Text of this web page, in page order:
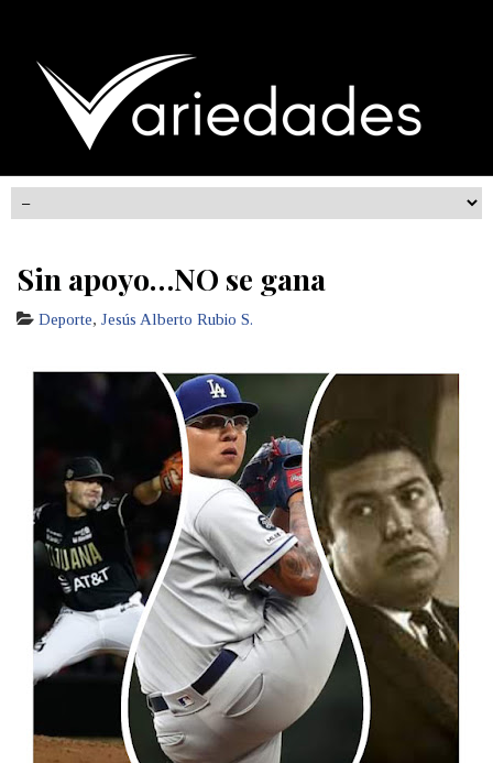
Sin apoyo…NO se gana
Deporte, Jesús Alberto Rubio S.